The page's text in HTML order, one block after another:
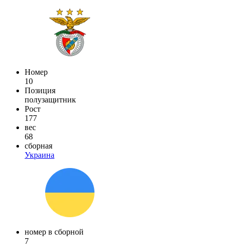
Номер
10
Позиция
полузащитник
Рост
177
вес
68
сборная
Украина
номер в сборной
7